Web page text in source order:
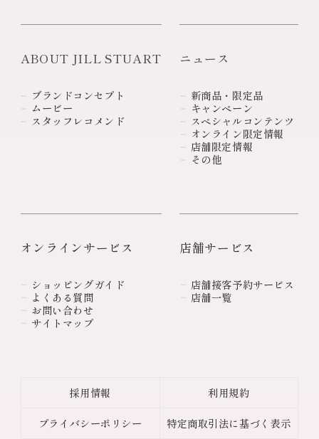
ABOUT JILL STUART
ブランドコンセプト
ムービー
スタッフレコメンド
ニュース
新商品・限定品
キャンペーン
スペシャルコンテンツ
オンライン限定情報
店舗限定情報
その他
オンラインサービス
ショッピングガイド
よくある質問
お問い合わせ
サイトマップ
店舗サービス
店舗接客予約サービス
店舗一覧
採用情報
プライバシーポリシー
利用規約
特定商取引法に基づく表示